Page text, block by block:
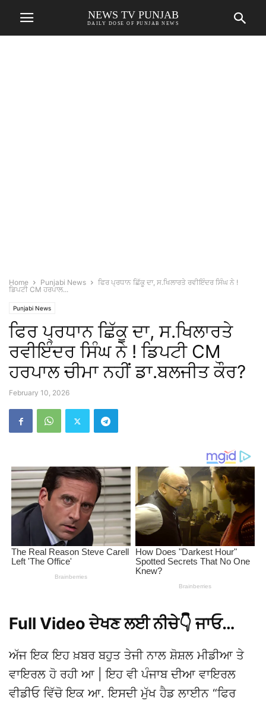
NEWS TV PUNJAB
DAILY DOSE OF PUNJAB NEWS
Home Punjabi News
ਫਿਰ ਪ੍ਰਧਾਨ ਛਿੱਕੂ ਦਾ, ਸ.ਖਿਲਾਰਤੇ ਰਵੀਇੰਦਰ ਸਿੰਘ ਨੇ !
ਡਿਪਟੀ CM ਹਰਪਾਲ...
Punjabi News
ਫਿਰ ਪ੍ਰਧਾਨ ਛਿੱਕੂ ਦਾ, ਸ.ਖਿਲਾਰਤੇ
ਰਵੀਇੰਦਰ ਸਿੰਘ ਨੇ ! ਡਿਪਟੀ CM
ਹਰਪਾਲ ਚੀਮਾ ਨਹੀਂ ਡਾ.ਬਲਜੀਤ ਕੌਰ?
February 10, 2026
Full Video ਦੇਖਣ ਲਈ ਨੀਚੇ👇 ਜਾਓ…
ਅੱਜ ਇਕ ਇਹ ਖ਼ਬਰ ਬਹੁਤ ਤੇਜੀ ਨਾਲ ਸ਼ੋਸ਼ਲ ਮੀਡੀਆ ਤੇ
ਵਾਇਰਲ ਹੋ ਰਹੀ ਆ | ਇਹ ਵੀ ਪੰਜਾਬ ਦੀਆ ਵਾਇਰਲ
ਵੀਡੀਓ ਵਿੱਚੋ ਇਕ ਆ. ਇਸਦੀ ਮੁੱਖ ਹੈਡ ਲਾਈਨ “ਫਿਰ